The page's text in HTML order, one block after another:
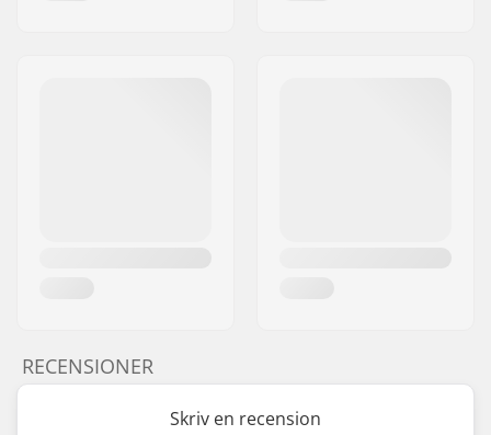
RECENSIONER
Skriv en recension